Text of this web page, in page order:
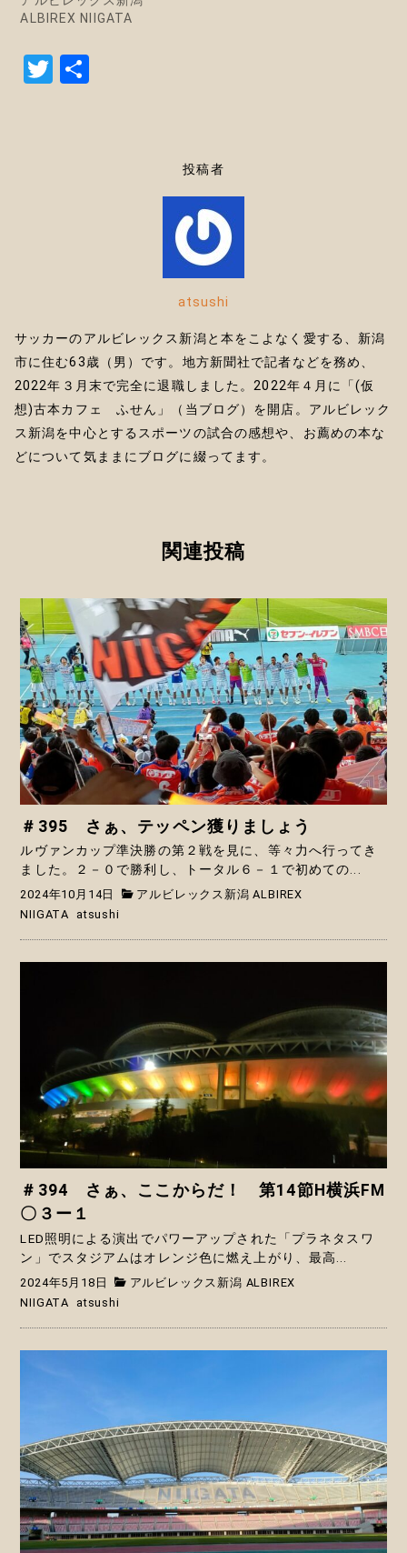
ALBIREX NIIGATA
T
投稿者
atsushi
サッカーのアルビレックス新潟と本をこよなく愛する、新潟
市に住む63歳（男）です。地方新聞社で記者などを務め、
2022年３月末で完全に退職しました。2022年４月に「(仮
想)古本カフェ ふせん」（当ブログ）を開店。アルビレック
ス新潟を中心とするスポーツの試合の感想や、お薦めの本な
どについて気ままにブログに綴ってます。
関連投稿
＃395 さぁ、テッペン獲りましょう
ルヴァンカップ準決勝の第２戦を見に、等々力へ行ってき
ました。２－０で勝利し、トータル６－１で初めての...
2024年10月14日
アルビレックス新潟 ALBIREX
NIIGATA
atsushi
＃394 さぁ、ここからだ！ 第14節H横浜FM
〇３ー１
LED照明による演出でパワーアップされた「プラネタスワ
ン」でスタジアムはオレンジ色に燃え上がり、最高...
2024年5月18日
アルビレックス新潟 ALBIREX
NIIGATA
atsushi